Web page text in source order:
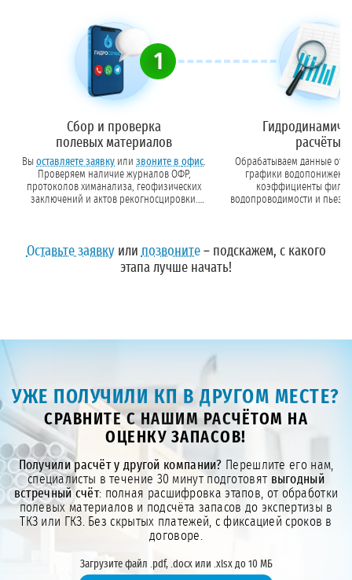
1
Сбор и проверка
полевых материалов
Вы оставляете заявку или звоните в офис.
Проверяем наличие журналов ОФР,
протоколов химанализа, геофизических
заключений и актов рекогносцировки.
расчёты
Обрабатываем данные
графики
коэффициенты
водопроводимости и
Оставьте заявкуили позвоните– подскажем, с какого
этапа лучше начать!
УЖЕ ПОЛУЧИЛИ КП В ДРУГОМ МЕСТЕ?
СРАВНИТЕ С НАШИМ РАСЧЁТОМ НА
ОЦЕНКУ ЗАПАСОВ!
Получили расчёт у другой компании? Перешлите его нам,
специалисты в течение 30 минут подготовят выгодный
встречный счёт: полная расшифровка этапов, от обработки
полевых материалов и подсчёта запасов до экспертизы в
ТКЗ или ГКЗ. Без скрытых платежей, с фиксацией сроков в
договоре.
Загрузите файл .pdf, .docx или .xlsx до 10 МБ